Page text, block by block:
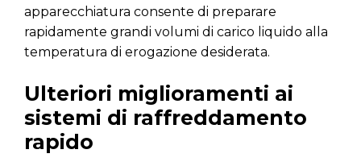
apparecchiatura consente di preparare
rapidamente grandi volumi di carico liquido alla
temperatura di erogazione desiderata.
Ulteriori miglioramenti ai
sistemi di raffreddamento
rapido